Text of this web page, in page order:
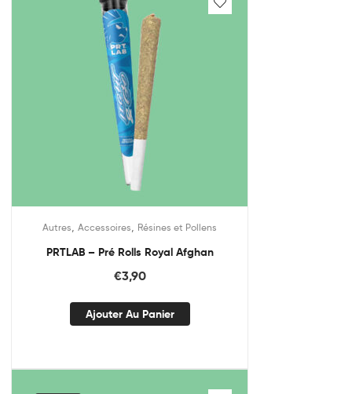
Autres Accessoires Résines et Pollens
PRTLAB – Pré Rolls Royal Afghan
€3,90
Ajouter Au Panier